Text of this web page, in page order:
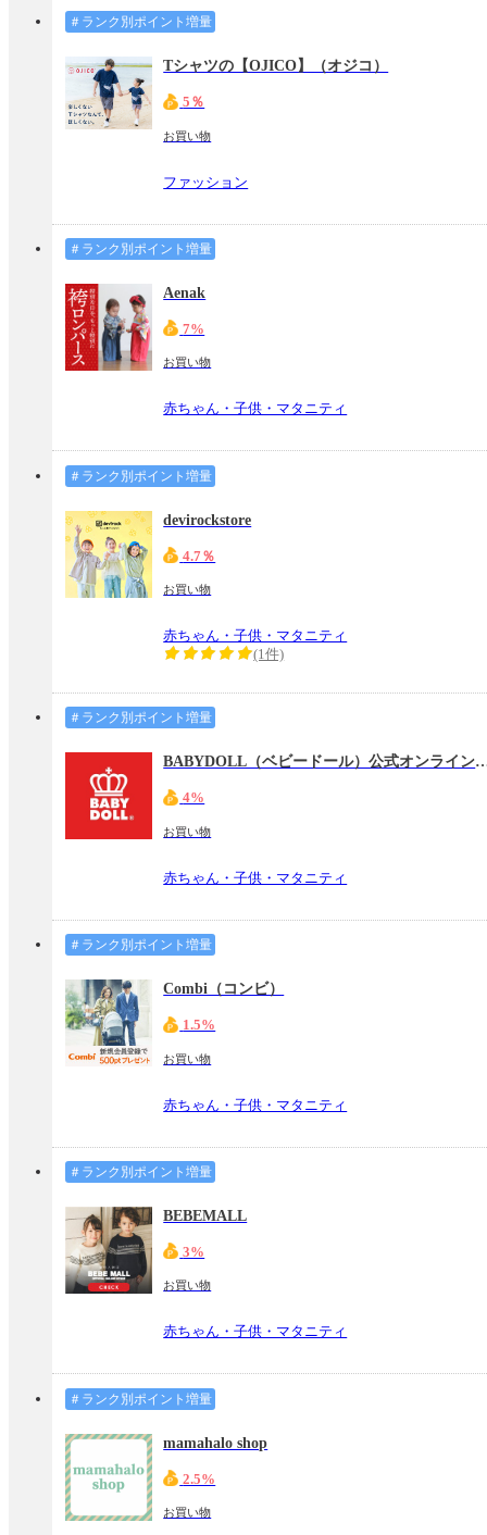
＃ランク別ポイント増量
Tシャツの【OJICO】（オジコ）
5％
お買い物
ファッション
＃ランク別ポイント増量
Aenak
7%
お買い物
赤ちゃん・子供・マタニティ
＃ランク別ポイント増量
devirockstore
4.7％
お買い物
赤ちゃん・子供・マタニティ
(1件)
＃ランク別ポイント増量
BABYDOLL（ベビードール）公
4%
お買い物
赤ちゃん・子供・マタニティ
＃ランク別ポイント増量
Combi（コンビ）
1.5%
お買い物
赤ちゃん・子供・マタニティ
＃ランク別ポイント増量
BEBEMALL
3%
お買い物
赤ちゃん・子供・マタニティ
＃ランク別ポイント増量
mamahalo shop
2.5%
お買い物